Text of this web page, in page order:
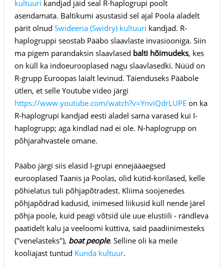
kultuuri kandjad jäid seal R-haplogrupi poolt
asendamata. Baltikumi asustasid sel ajal Poola aladelt
pärit olnud Swideeria (Swidry) kultuuri kandjad. R-
haplogruppi seostab Pääbo slaavlaste invasiooniga. Siin
ma pigem parandaksin slaavlased balti hõimudeks, kes
on küll ka indoeurooplased nagu slaavlasedki. Nüüd on
R-grupp Euroopas laialt levinud. Täienduseks Pääbole
ütlen, et selle Youtube video järgi
https://www.youtube.com/watch?v=YnviQdrLUPEon ka
R-haplogrupi kandjad eesti aladel sama varased kui I-
haplogrupp; aga kindlad nad ei ole. N-haplogrupp on
põhjarahvastele omane.
Pääbo järgi siis elasid I-grupi ennejääaegsed
eurooplased Taanis ja Poolas, olid kütid-korilased, kelle
põhielatus tuli põhjapõtradest. Kliima soojenedes
põhjapõdrad kadusid, inimesed liikusid küll nende järel
põhja poole, kuid peagi võtsid üle uue elustiili - rändleva
paatidelt kalu ja veeloomi küttiva, said paadiinimesteks
("venelasteks"), boat people. Selline oli ka meile
kooliajast tuntud Kunda kultuur.